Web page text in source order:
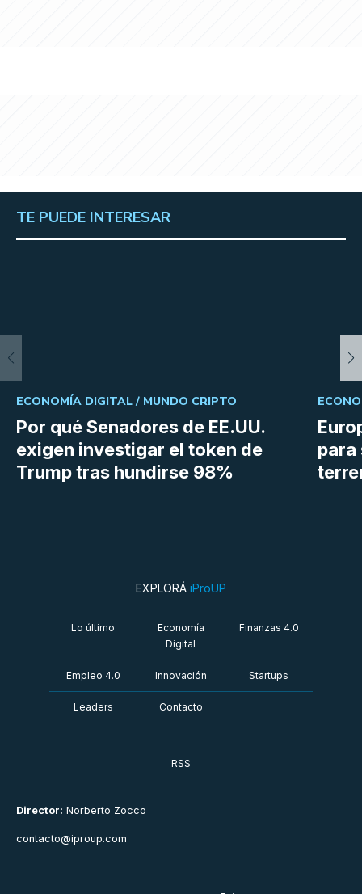
TE PUEDE INTERESAR
Por qué Senadores de EE.UU.
exigen investigar el token de
Trump tras hundirse 98%
ECONOMÍA DIGITAL / MUNDO CRIPTO
para
Director: Norberto Zocco
contacto@iproup.com
EXPLORÁ iProUP
Lo último
Economía
Digital
Finanzas 4.0
Empleo 4.0 Innovación Startups
Leaders Contacto
RSS